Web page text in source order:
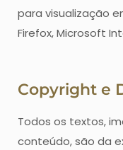
para visualização
Firefox, Microsoft
Copyright e
Todos os textos,
conteúdo, são da